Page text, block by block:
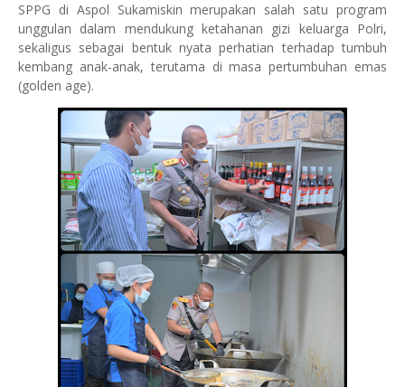
SPPG di Aspol Sukamiskin merupakan salah satu program
unggulan dalam mendukung ketahanan gizi keluarga Polri,
sekaligus sebagai bentuk nyata perhatian terhadap tumbuh
kembang anak-anak, terutama di masa pertumbuhan emas
(golden age).